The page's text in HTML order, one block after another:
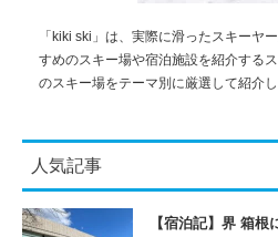
「kiki ski」は、実際に滑ったスキーヤ
すめのスキー場や宿泊施設を紹介する
のスキー場をテーマ別に厳選して紹介し
人気記事
【宿泊記】界 箱根